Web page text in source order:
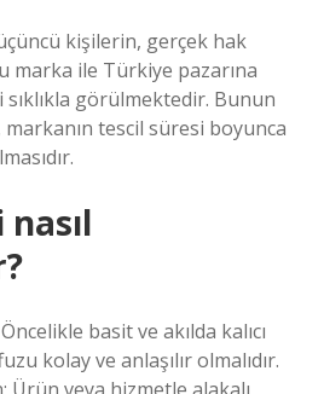
kişilerin, gerçek hak
marka ile Türkiye pazarına
görülmektedir. Bunun
tescil süresi boyunca
basit ve akılda kalıcı
kolay ve anlaşılır olmalıdır.